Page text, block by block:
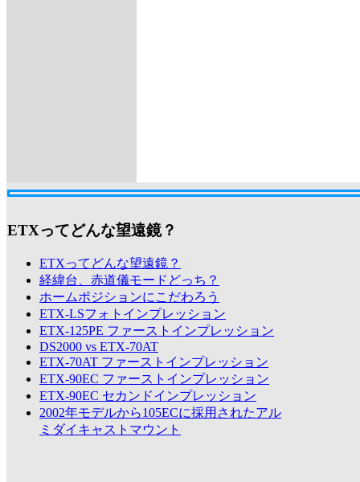
ETXってどんな望遠鏡？
ETXってどんな望遠鏡？
経緯台、赤道儀モードどっち？
ホームポジションにこだわろう
ETX-LSフォトインプレッション
ETX-125PE ファーストインプレッション
DS2000 vs ETX-70AT
ETX-70AT ファーストインプレッション
ETX-90EC ファーストインプレッション
ETX-90EC セカンドインプレッション
2002年モデルから105ECに採用されたアル
ミダイキャストマウント